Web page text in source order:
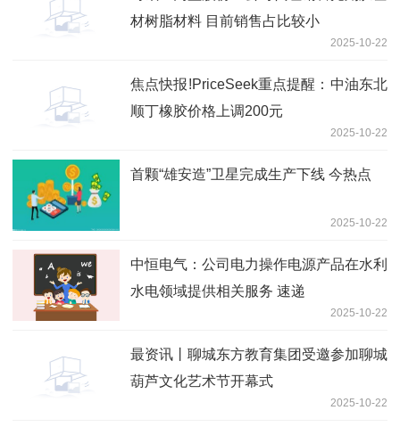
材树脂材料 目前销售占比较小
2025-10-22
焦点快报!PriceSeek重点提醒：中油东北
顺丁橡胶价格上调200元
2025-10-22
首颗“雄安造”卫星完成生产下线 今热点
2025-10-22
中恒电气：公司电力操作电源产品在水利
水电领域提供相关服务 速递
2025-10-22
最资讯丨聊城东方教育集团受邀参加聊城
葫芦文化艺术节开幕式
2025-10-22